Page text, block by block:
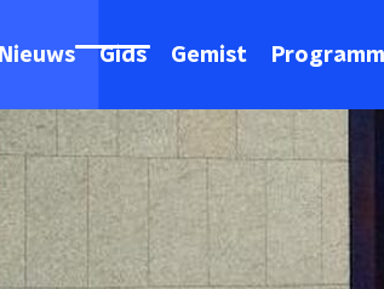
Nieuws Gids Gemist